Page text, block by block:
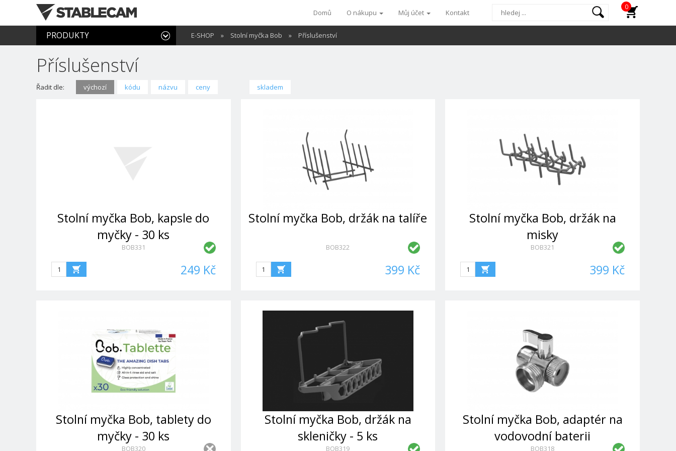
0
Domů O nákupu Můj účet Kontakt
PRODUKTY E-SHOP » Stolní myčka Bob » Příslušenství
Příslušenství
Řadit dle: výchozí kódu názvu ceny skladem
Stolní myčka Bob, kapsle do
myčky - 30 ks
BOB331
249 Kč
Stolní myčka Bob, držák na talíře
BOB322
399 Kč
Stolní myčka Bob, držák na
misky
BOB321
399 Kč
Stolní myčka Bob, tablety do
myčky - 30 ks
BOB320
Stolní myčka Bob, držák na
skleničky - 5 ks
BOB319
Stolní myčka Bob, adaptér na
vodovodní baterii
BOB318